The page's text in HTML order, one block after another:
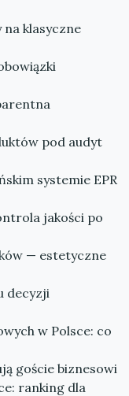
klasyczne
pod audyt
systemie EPR
jakości po
— estetyczne
decyzji
w Polsce: co
goście biznesowi
ranking dla